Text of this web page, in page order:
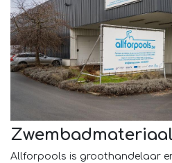
Zwembadmateriaal
Allforpools is groothandelaar